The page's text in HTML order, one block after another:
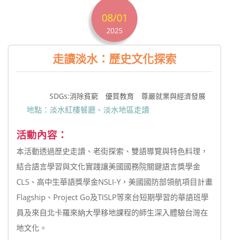
08/01
2025
走讀淡水：歷史文化探索
SDGs:消除貧窮 優質教育 尊嚴就業與經濟發展
地點：淡水紅樓餐廳、淡水地區走讀
活動內容：
本活動透過歷史走讀、老街探索、雙語導覽與特色料理，
結合語言學習與文化實踐讓美國國務院關鍵語言獎學金
CLS、高中生華語獎學金NSLI-Y，美國國防部領航項目計畫
Flagship、Project Go及TISLP等來台短期學習的華語班學
員及來自北卡羅來納大學移地課程的師生深入體驗台灣在
地文化。